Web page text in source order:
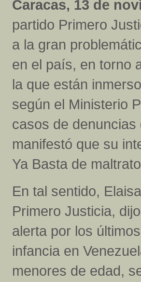
Caracas, 13 de
partido Primero
a la gran
en el país, en torno
la que están
según el Ministerio
casos de
manifestó que su
Ya Basta de
En tal sentido,
Primero Justicia,
alerta por los
infancia en
menores de edad,